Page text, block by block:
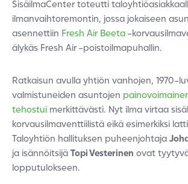
SisäilmaCenter toteutti
ilmanvaihtoremontin, jossa jokaiseen
asennettiin Fresh Air Beeta -
älykäs Fresh Air -poistoilmapuhallin.
Ratkaisun avulla yhtiön vanhojen, 1970-
valmistuneiden asuntojen
tehostui merkittävästi. Nyt ilma virtaa
korvausilmaventtiilistä eikä esimerkiksi
Taloyhtiön hallituksen puheenjohtaja
ja isännöitsijä Topi Vesterinen ovat
lopputulokseen.